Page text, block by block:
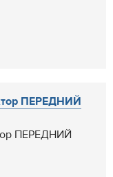
ПЕРЕДНИЙ
ПЕРЕДНИЙ